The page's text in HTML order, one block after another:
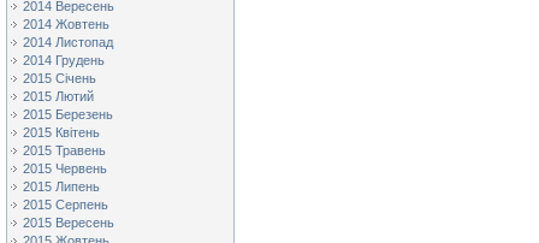
2014 Вересень
2014 Жовтень
2014 Листопад
2014 Грудень
2015 Січень
2015 Лютий
2015 Березень
2015 Квітень
2015 Травень
2015 Червень
2015 Липень
2015 Серпень
2015 Вересень